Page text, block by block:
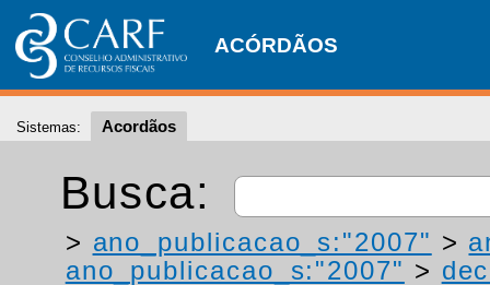
ACÓRDÃOS
Sistemas: Acordãos
Busca:
> ano_publicacao_s:"2007" >
ano_publicacao_s:"2007" >